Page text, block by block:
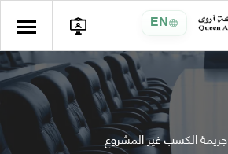
EN
جريمة الكسب غير المشروع